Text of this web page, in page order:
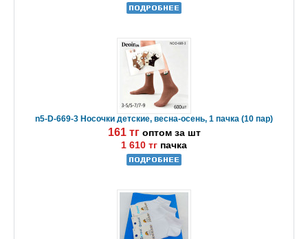
n5-D-669-3 Носочки детские, весна-осень, 1 пачка (10 пар)
161 тг оптом за шт
1 610 тг пачка